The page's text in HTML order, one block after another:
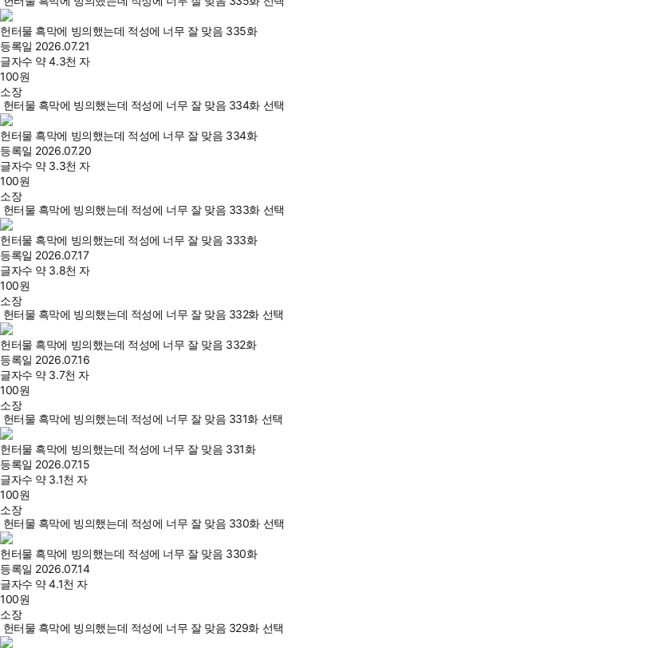
헌터물 흑막에 빙의했는데 적성에 너무 잘 맞음 335화
등록일 2026.07.21
글자수 약 4.3천 자
100원
소장
헌터물 흑막에 빙의했는데 적성에 너무 잘 맞음 334화 선택
헌터물 흑막에 빙의했는데 적성에 너무 잘 맞음 334화
등록일 2026.07.20
글자수 약 3.3천 자
100원
소장
헌터물 흑막에 빙의했는데 적성에 너무 잘 맞음 333화 선택
헌터물 흑막에 빙의했는데 적성에 너무 잘 맞음 333화
등록일 2026.07.17
글자수 약 3.8천 자
100원
소장
헌터물 흑막에 빙의했는데 적성에 너무 잘 맞음 332화 선택
헌터물 흑막에 빙의했는데 적성에 너무 잘 맞음 332화
등록일 2026.07.16
글자수 약 3.7천 자
100원
소장
헌터물 흑막에 빙의했는데 적성에 너무 잘 맞음 331화 선택
헌터물 흑막에 빙의했는데 적성에 너무 잘 맞음 331화
등록일 2026.07.15
글자수 약 3.1천 자
100원
소장
헌터물 흑막에 빙의했는데 적성에 너무 잘 맞음 330화 선택
헌터물 흑막에 빙의했는데 적성에 너무 잘 맞음 330화
등록일 2026.07.14
글자수 약 4.1천 자
100원
소장
헌터물 흑막에 빙의했는데 적성에 너무 잘 맞음 329화 선택